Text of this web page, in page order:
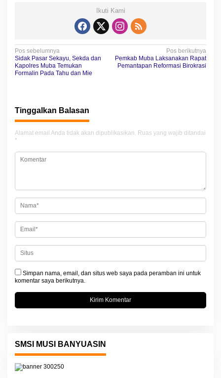
Ikuti Kami
N
a
g
a
s
i
p
s
Pos sebelumnya
Sidak Pasar Sekayu, Sekda dan
Kapolres Muba Temukan
Formalin Pada Tahu dan Mie
Pos berikutnya
Pemkab Muba Laksanakan Rapat
Pemantapan Reformasi Birokrasi
Tinggalkan Balasan
Alamat email Anda tidak akan dipublikasikan. Ruas yang wajib ditandai
*
Simpan nama, email, dan situs web saya pada peramban ini untuk
komentar saya berikutnya.
SMSI MUSI BANYUASIN